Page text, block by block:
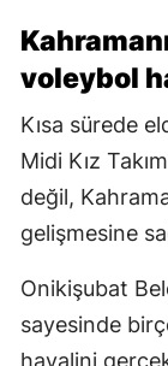
voleybol
Kısa sürede
Midi Kız
değil,
gelişmesine
Onikişubat
sayesinde